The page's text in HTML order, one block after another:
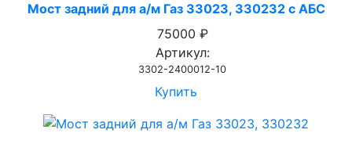
Мост задний для а/м Газ 33023, 330232 с АБС
75000 ₽
Артикул:
3302-2400012-10
Купить